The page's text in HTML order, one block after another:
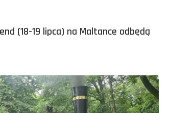
(18-19 lipca) na Maltance odbędą